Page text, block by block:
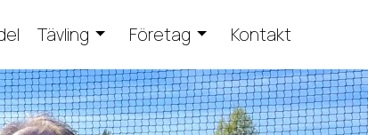
Tävling Företag Kontakt